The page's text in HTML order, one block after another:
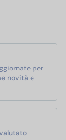
per
novità e